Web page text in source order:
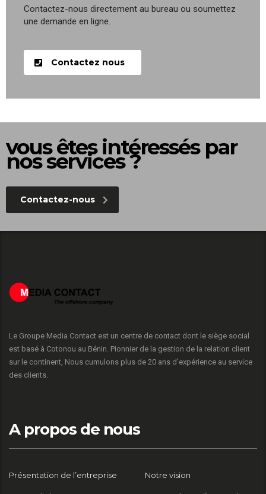
Contactez-nous directement au bureau ou soumettez
une demande en ligne.
Contactez nous
vous êtes intéressés par
nos services ?
Contactez-nous
Le Groupe Media Contact est un centre de contact dont le siège social
est basé à Cotonou au Bénin. Pionnier de la gestion de la relation client
sur le continent, Nous cumulons plus de 20 ans d’expérience au service
des clients.
A propos de nous
Présentation de l’entreprise Notre vision